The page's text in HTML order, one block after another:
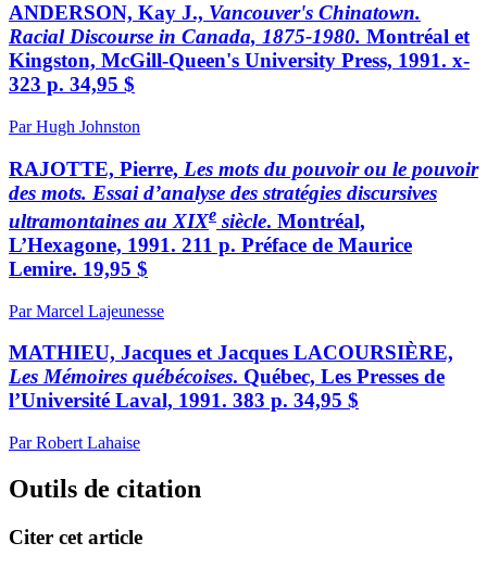
ANDERSON, Kay J., Vancouver's Chinatown.
Racial Discourse in Canada, 1875-1980. Montréal et
Kingston, McGill-Queen's University Press, 1991. x-
323 p. 34,95 $
Par Hugh Johnston
RAJOTTE, Pierre, Les mots du pouvoir ou le pouvoir
des mots. Essai d’analyse des stratégies discursives
ultramontaines au XIXe siècle. Montréal,
L’Hexagone, 1991. 211 p. Préface de Maurice
Lemire. 19,95 $
Par Marcel Lajeunesse
MATHIEU, Jacques et Jacques LACOURSIÈRE,
Les Mémoires québécoises. Québec, Les Presses de
l’Université Laval, 1991. 383 p. 34,95 $
Par Robert Lahaise
Outils de citation
Citer cet article